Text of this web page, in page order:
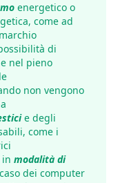
energetico o
come ad
di
nel pieno
non vengono
e degli
come i
modalità di
dei computer